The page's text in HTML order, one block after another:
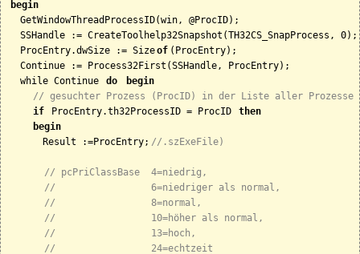
begin
  GetWindowThreadProcessID(win, @ProcID);
  SSHandle := CreateToolhelp32Snapshot(TH32CS_SnapProcess, 0);
  ProcEntry.dwSize := Size
of (ProcEntry);
  Continue := Process32First(SSHandle, ProcEntry);
  while Continue
do
begin
// gesuchter Prozess (ProcID) in der Liste aller Prozesse
if
ProcEntry.th32ProcessID = ProcID
then
begin
      Result :=ProcEntry;
//.szExeFile)
// pcPriClassBase  4=niedrig,
//                 6=niedriger als normal,
//                 8=normal,
//                 10=höher als normal,
//                 13=hoch,
//                 24=echtzeit